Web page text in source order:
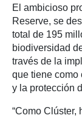
El ambicioso
Reserve, se
total de 195
biodiversidad
través de la
que tiene como
y la protección
“Como Clúster,